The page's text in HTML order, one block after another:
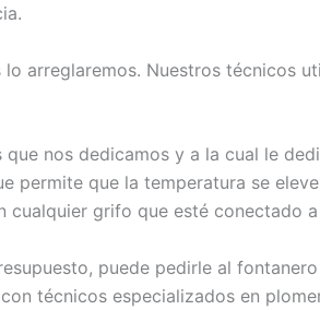
arreglaremos. Nuestros técnicos
nos dedicamos y a la cual le
permite que la temperatura se
cualquier grifo que esté conectado
puede pedirle al
técnicos especializados en